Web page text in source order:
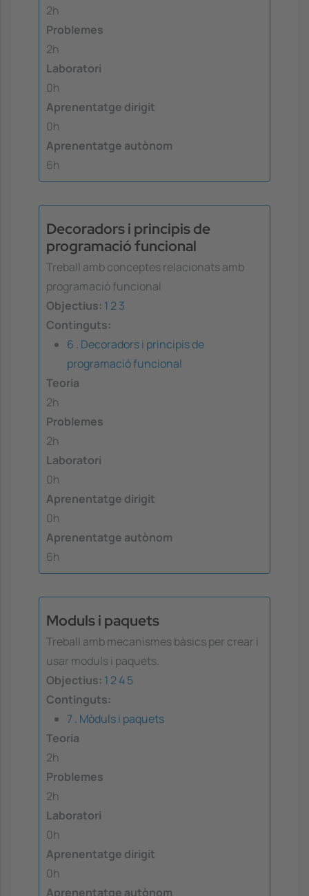
2h
Problemes
2h
Laboratori
0h
Aprenentatge dirigit
0h
Aprenentatge autònom
6h
Decoradors i principis de
programació funcional
Treball amb conceptes relacionats amb
programació funcional
Objectius: 1 23
Continguts:
6 . Decoradors i principis de
programació funcional
Teoria
2h
Problemes
2h
Laboratori
0h
Aprenentatge dirigit
0h
Aprenentatge autònom
6h
Moduls i paquets
Treball amb mecanismes bàsics per crear i
usar moduls i paquets.
Objectius: 1 245
Continguts:
7 . Mòduls i paquets
Teoria
2h
Problemes
2h
Laboratori
0h
Aprenentatge dirigit
0h
Aprenentatge autònom